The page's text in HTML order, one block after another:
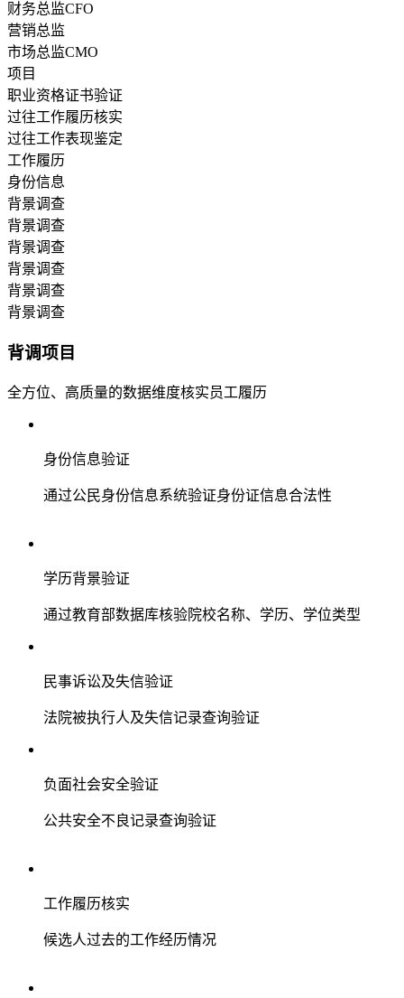
财务总监CFO
营销总监
市场总监CMO
项目
职业资格证书验证
过往工作履历核实
过往工作表现鉴定
工作履历
身份信息
背景调查
背景调查
背景调查
背景调查
背景调查
背景调查
背调项目
全方位、高质量的数据维度核实员工履历
身份信息验证
通过公民身份信息系统验证身份证信息合法性
学历背景验证
通过教育部数据库核验院校名称、学历、学位类型
民事诉讼及失信验证
法院被执行人及失信记录查询验证
负面社会安全验证
公共安全不良记录查询验证
工作履历核实
候选人过去的工作经历情况